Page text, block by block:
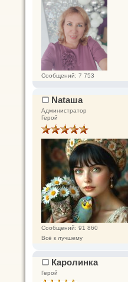
Сообщений: 7 753
Nataшa
Администратор
Герой
Сообщений: 91 860
Всё к лучшему
Каролинка
Герой